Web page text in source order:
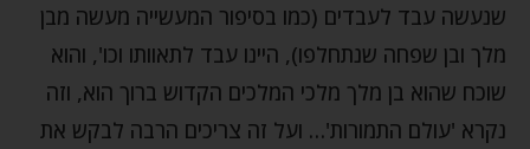
שנעשה עבד לעבדים (כמו בסיפור המעשייה מעשה מבן
מלך ובן שפחה שנתחלפו), היינו עבד לתאוותו וכו', והוא
שוכח שהוא בן מלך מלכי המלכים הקדוש ברוך הוא, וזה
נקרא 'עולם התמורות'… ועל זה צריכים הרבה לבקש את